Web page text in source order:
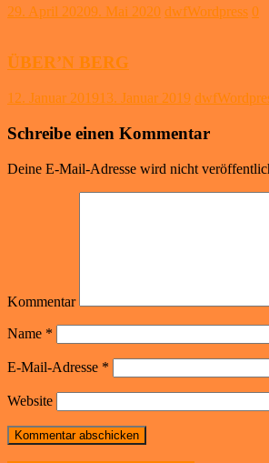
29. April 20209. Mai 2020 dwfWordpress 0
ÜBER’N BERG
12. Januar 201913. Januar 2019
Schreibe einen Kommentar
Deine E-Mail-Adresse wird nicht
Kommentar
Name *
E-Mail-Adresse *
Website